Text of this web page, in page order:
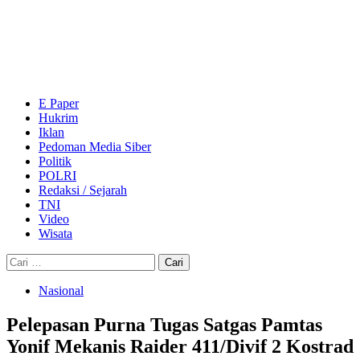
E Paper
Hukrim
Iklan
Pedoman Media Siber
Politik
POLRI
Redaksi / Sejarah
TNI
Video
Wisata
Cari
untuk:
Nasional
Pelepasan Purna Tugas Satgas Pamtas
Yonif Mekanis Raider 411/Divif 2 Kostrad